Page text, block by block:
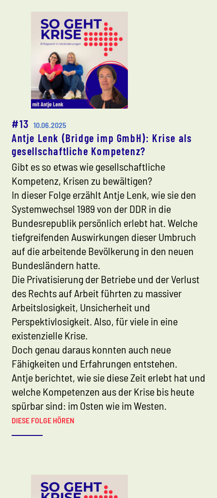
#13 10.06.2025
Antje Lenk (Bridge imp GmbH): Krise als
gesellschaftliche Kompetenz?
Gibt es so etwas wie gesellschaftliche
Kompetenz, Krisen zu bewältigen?
In dieser Folge erzählt Antje Lenk, wie sie den
Systemwechsel 1989 von der DDR in die
Bundesrepublik persönlich erlebt hat. Welche
tiefgreifenden Auswirkungen dieser Umbruch
auf die arbeitende Bevölkerung in den neuen
Bundesländern hatte.
Die Privatisierung der Betriebe und der Verlust
des Rechts auf Arbeit führten zu massiver
Arbeitslosigkeit, Unsicherheit und
Perspektivlosigkeit. Also, für viele in eine
existenzielle Krise.
Doch genau daraus konnten auch neue
Fähigkeiten und Erfahrungen entstehen.
Antje berichtet, wie sie diese Zeit erlebt hat und
welche Kompetenzen aus der Krise bis heute
spürbar sind: im Osten wie im Westen.
DIESE FOLGE HÖREN